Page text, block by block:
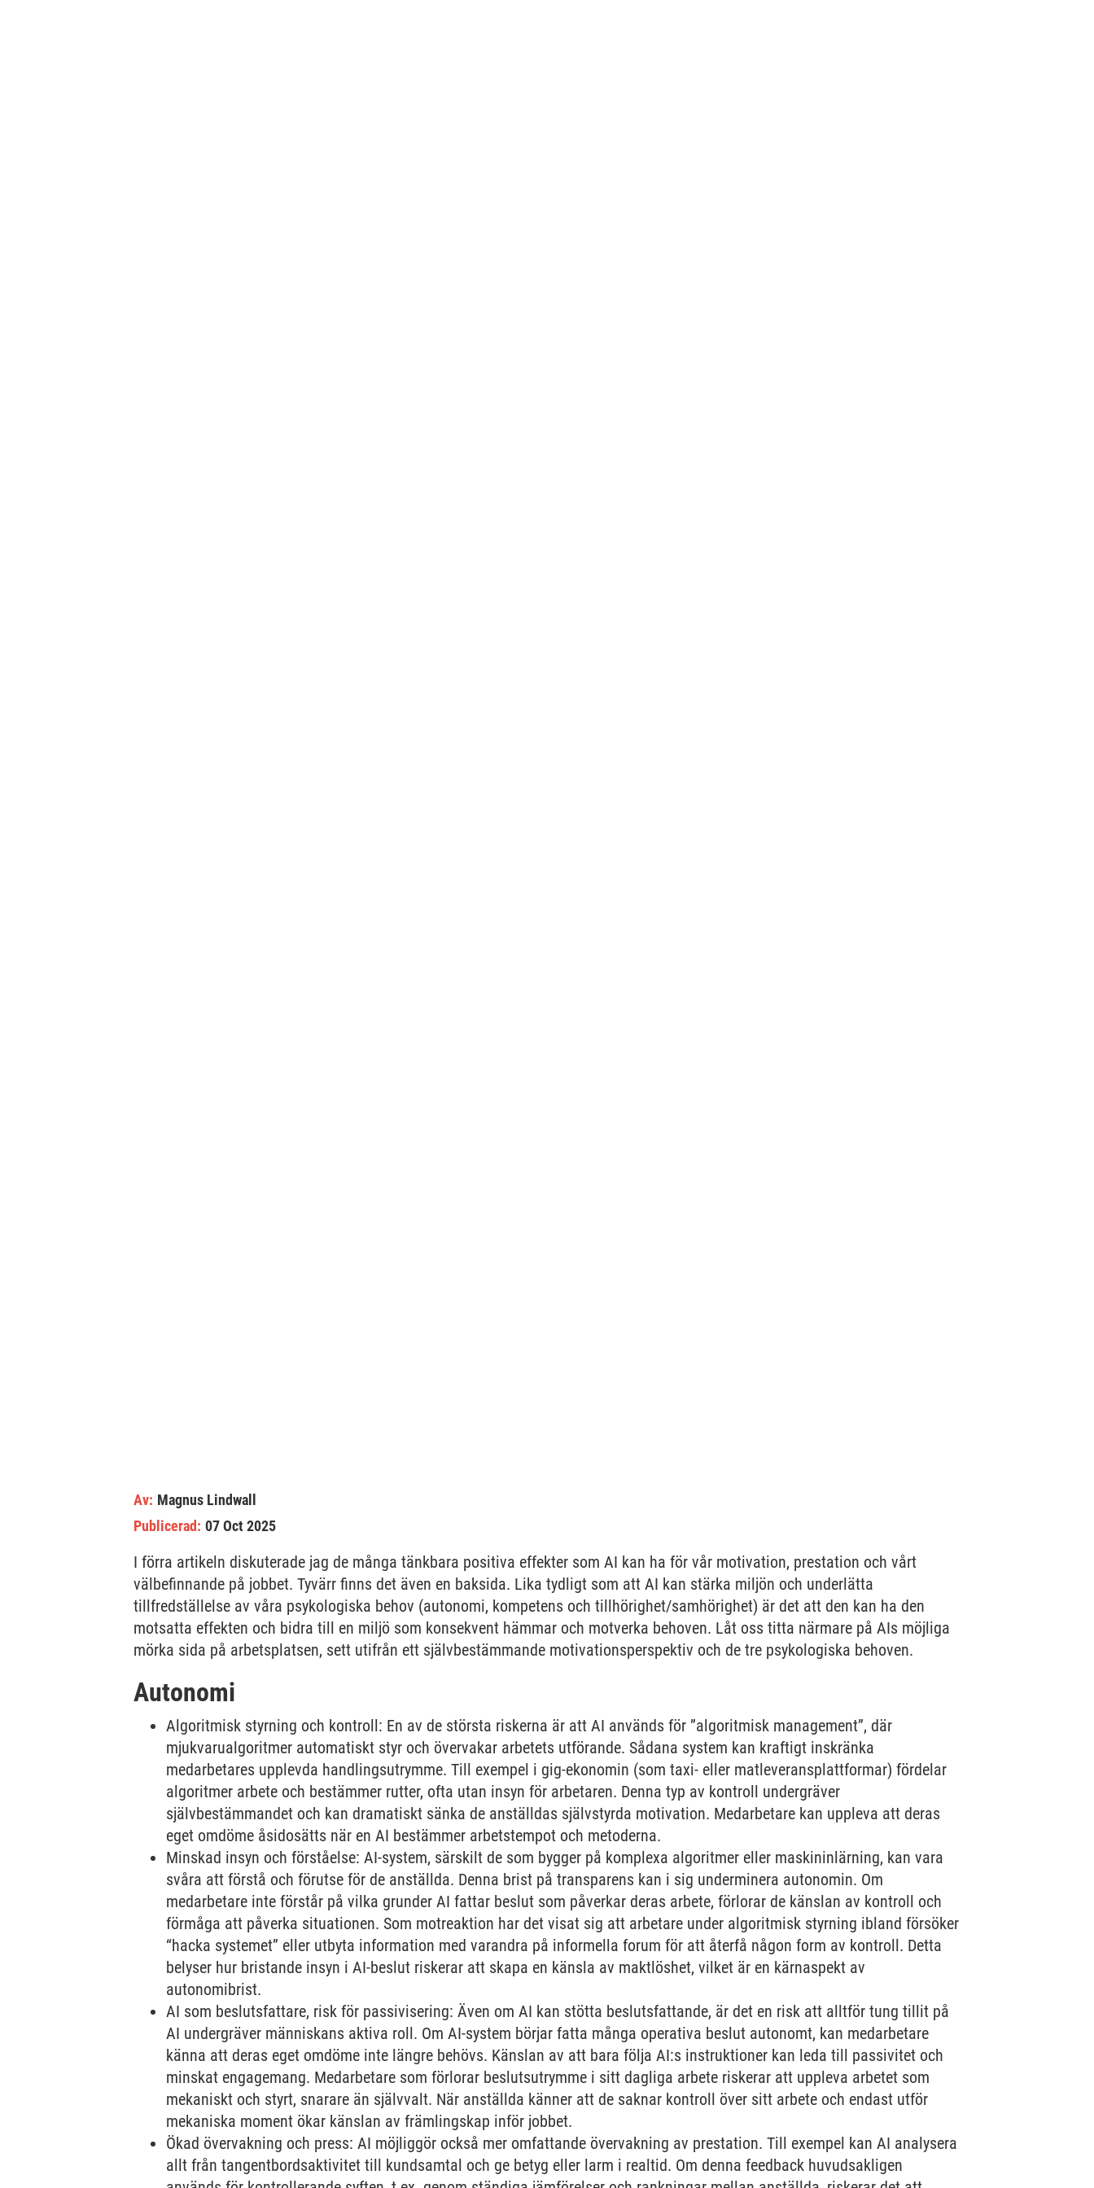
Av: Magnus Lindwall
Publicerad: 07 Oct 2025
I förra artikeln diskuterade jag de många tänkbara positiva effekter som AI kan ha för vår motivation, prestation och vårt
välbefinnande på jobbet. Tyvärr finns det även en baksida. Lika tydligt som att AI kan stärka miljön och underlätta
tillfredställelse av våra psykologiska behov (autonomi, kompetens och tillhörighet/samhörighet) är det att den kan ha den
motsatta effekten och bidra till en miljö som konsekvent hämmar och motverka behoven. Låt oss titta närmare på AIs möjliga
mörka sida på arbetsplatsen, sett utifrån ett självbestämmande motivationsperspektiv och de tre psykologiska behoven.
Autonomi
Algoritmisk styrning och kontroll: En av de största riskerna är att AI används för ”algoritmisk management”, där
mjukvarualgoritmer automatiskt styr och övervakar arbetets utförande. Sådana system kan kraftigt inskränka
medarbetares upplevda handlingsutrymme. Till exempel i gig-ekonomin (som taxi- eller matleveransplattformar) fördelar
algoritmer arbete och bestämmer rutter, ofta utan insyn för arbetaren. Denna typ av kontroll undergräver
självbestämmandet och kan dramatiskt sänka de anställdas självstyrda motivation. Medarbetare kan uppleva att deras
eget omdöme åsidosätts när en AI bestämmer arbetstempot och metoderna.
Minskad insyn och förståelse: AI-system, särskilt de som bygger på komplexa algoritmer eller maskininlärning, kan vara
svåra att förstå och förutse för de anställda. Denna brist på transparens kan i sig underminera autonomin. Om
medarbetare inte förstår på vilka grunder AI fattar beslut som påverkar deras arbete, förlorar de känslan av kontroll och
förmåga att påverka situationen. Som motreaktion har det visat sig att arbetare under algoritmisk styrning ibland försöker
“hacka systemet” eller utbyta information med varandra på informella forum för att återfå någon form av kontroll. Detta
belyser hur bristande insyn i AI-beslut riskerar att skapa en känsla av maktlöshet, vilket är en kärnaspekt av
autonomibrist.
AI som beslutsfattare, risk för passivisering: Även om AI kan stötta beslutsfattande, är det en risk att alltför tung tillit på
AI undergräver människans aktiva roll. Om AI-system börjar fatta många operativa beslut autonomt, kan medarbetare
känna att deras eget omdöme inte längre behövs. Känslan av att bara följa AI:s instruktioner kan leda till passivitet och
minskat engagemang. Medarbetare som förlorar beslutsutrymme i sitt dagliga arbete riskerar att uppleva arbetet som
mekaniskt och styrt, snarare än självvalt. När anställda känner att de saknar kontroll över sitt arbete och endast utför
mekaniska moment ökar känslan av främlingskap inför jobbet.
Ökad övervakning och press: AI möjliggör också mer omfattande övervakning av prestation. Till exempel kan AI analysera
allt från tangentbordsaktivitet till kundsamtal och ge betyg eller larm i realtid. Om denna feedback huvudsakligen